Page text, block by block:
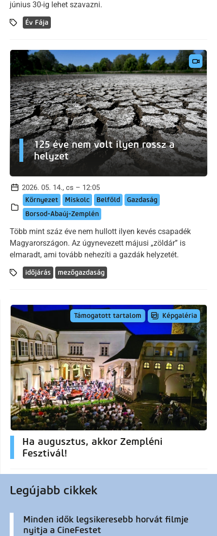
június 30-ig lehet szavazni.
Év Fája
125 éve nem volt ilyen rossz a
helyzet
2026. 05. 14., cs – 12:05
Környezet Miskolc Belföld
Gazdaság
Borsod-Abaúj-Zemplén
Több mint száz éve nem hullott ilyen kevés csapadék
Magyarországon. Az úgynevezett májusi „zöldár” is
elmaradt, ami tovább nehezíti a gazdák helyzetét.
időjárás mezőgazdaság
Támogatott tartalom Képgaléria
Ha augusztus, akkor Zempléni
Fesztivál!
Legújabb cikkek
Minden idők legsikeresebb horvát filmje
nyitja a CineFestet